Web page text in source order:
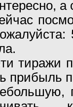
а
тиражи
прибыль